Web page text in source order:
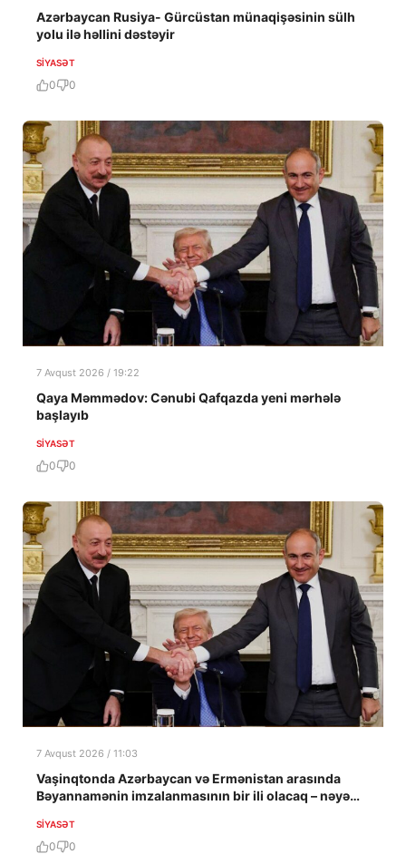
Azərbaycan Rusiya- Gürcüstan münaqişəsinin sülh
yolu ilə həllini dəstəyir
SIYASƏT
0 0
7 Avqust 2026 / 19:22
Qaya Məmmədov: Cənubi Qafqazda yeni mərhələ
başlayıb
SIYASƏT
0 0
7 Avqust 2026 / 11:03
Vaşinqtonda Azərbaycan və Ermənistan arasında
Bəyannamənin imzalanmasının bir ili olacaq – nəyə
SIYASƏT
0 0